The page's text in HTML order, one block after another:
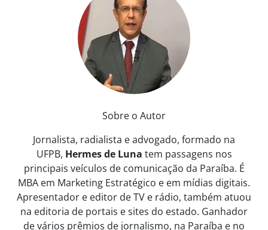
Sobre o Autor
Jornalista, radialista e advogado, formado na
UFPB, Hermes de Luna tem passagens nos
principais veículos de comunicação da Paraíba. É
MBA em Marketing Estratégico e em mídias digitais.
Apresentador e editor de TV e rádio, também atuou
na editoria de portais e sites do estado. Ganhador
de vários prêmios de jornalismo, na Paraíba e no